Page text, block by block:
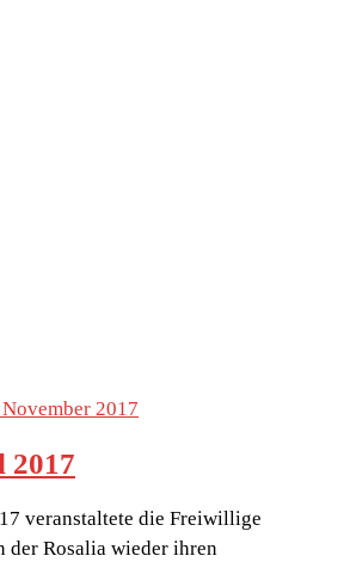
2017
2017
veranstaltete die Freiwillige
der Rosalia wieder ihren